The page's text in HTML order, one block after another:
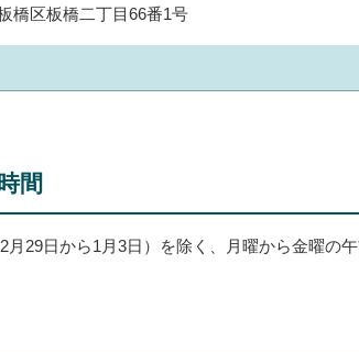
橋区板橋二丁目66番1号
間
月29日から1月3日）を除く、月曜から金曜の